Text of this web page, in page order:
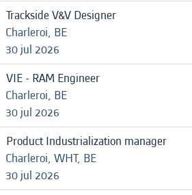
Trackside V&V Designer
Charleroi, BE
30 jul 2026
VIE - RAM Engineer
Charleroi, BE
30 jul 2026
Product Industrialization manager
Charleroi, WHT, BE
30 jul 2026